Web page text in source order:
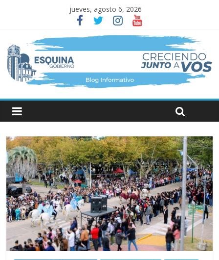
jueves, agosto 6, 2026